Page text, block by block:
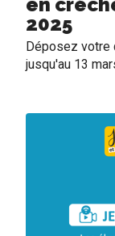
en
2025
Déposez votre
jusqu'au 13